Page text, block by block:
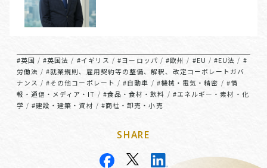
#英国 /#英国法 / #イギリス /#ヨーロッパ /#欧州 / #EU /#EU法 / #
労働法 /#就業規則、雇用契約等の整備、解釈、改定コーポレートガバ
ナンス /#その他コーポレート /#自動車 / #機械・電気・精密 / #情
報・通信・メディア・IT / #食品・食材・飲料 / #エネルギー・素材・化
学 / #建設・建築・資材 / #商社・卸売・小売
SHARE